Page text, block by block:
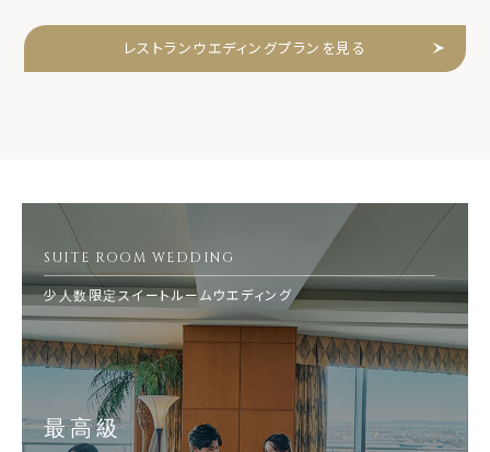
レストランウエディングプランを見る
SUITE ROOM WEDDING
少人数限定スイートルームウエディング
最高級